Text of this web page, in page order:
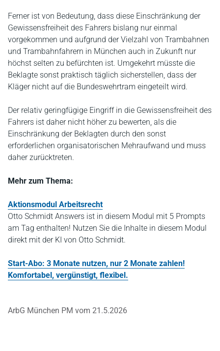
Ferner ist von Bedeutung, dass diese Einschränkung der
Gewissensfreiheit des Fahrers bislang nur einmal
vorgekommen und aufgrund der Vielzahl von Trambahnen
und Trambahnfahrern in München auch in Zukunft nur
höchst selten zu befürchten ist. Umgekehrt müsste die
Beklagte sonst praktisch täglich sicherstellen, dass der
Kläger nicht auf die Bundeswehrtram eingeteilt wird.
Der relativ geringfügige Eingriff in die Gewissensfreiheit des
Fahrers ist daher nicht höher zu bewerten, als die
Einschränkung der Beklagten durch den sonst
erforderlichen organisatorischen Mehraufwand und muss
daher zurücktreten.
Mehr zum Thema:
Aktionsmodul Arbeitsrecht
Otto Schmidt Answers ist in diesem Modul mit 5 Prompts
am Tag enthalten! Nutzen Sie die Inhalte in diesem Modul
direkt mit der KI von Otto Schmidt.
Start-Abo: 3 Monate nutzen, nur 2 Monate zahlen!
Komfortabel, vergünstigt, flexibel.
ArbG München PM vom 21.5.2026